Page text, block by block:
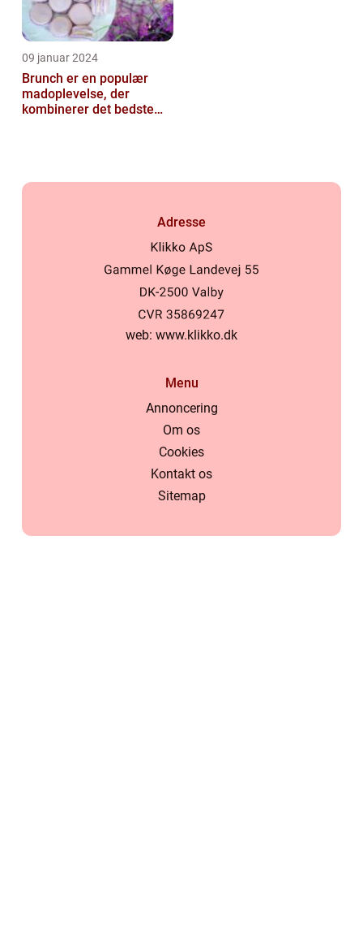
09 januar 2024
Brunch er en populær
madoplevelse, der
kombinerer det bedste
Adresse
web: www.klikko.dk
Menu
Annoncering
Om os
Cookies
Kontakt os
Sitemap